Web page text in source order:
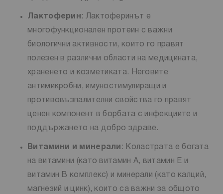
Лактоферин : Лактоферинът е
многофункционален протеин с важни
биологични активности, които го правят
полезен в различни области на медицината,
храненето и козметиката. Неговите
антимикробни, имуностимулиращи и
противовъзпалителни свойства го правят
ценен компонент в борбата с инфекциите и
поддържането на добро здраве.
Витамини и минерали : Коластрата е богата
на витамини (като витамин А, витамин Е и
витамин В комплекс) и минерали (като калций,
магнезий и цинк), които са важни за общото